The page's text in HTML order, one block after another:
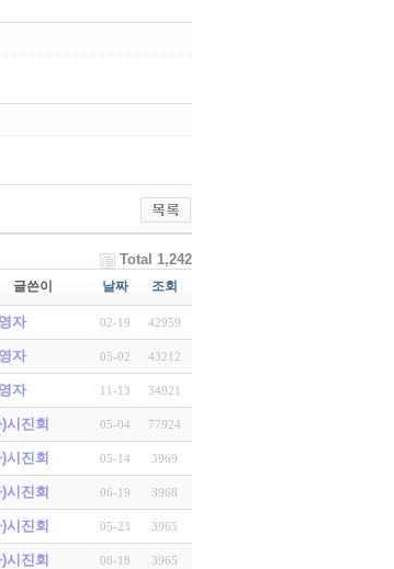
Total 1,242
글쓴이 날짜 조회
자 02-19 42959
자 05-02 43212
자 11-13 34921
시진회 05-04 77924
시진회 05-14 3969
시진회 06-19 3968
시진회 05-23 3965
시진회 08-18 3965